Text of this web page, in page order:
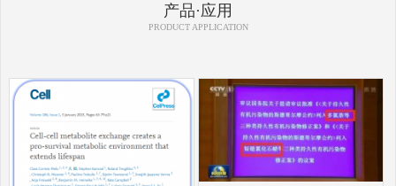
产品·应用
PRODUCT APPLICATION